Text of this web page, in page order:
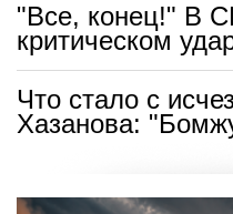
"Все, конец!" В
критическом
Что стало с
Хазанова: